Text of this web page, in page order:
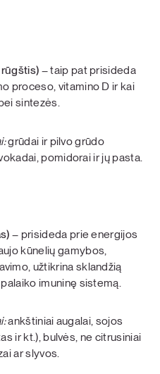
– taip pat prisideda
proceso, vitamino D ir kai
sintezės.
grūdai ir pilvo grūdo
pomidorai ir jų pasta.
– prisideda prie energijos
kūnelių gamybos,
užtikrina sklandžią
imuninę sistemą.
ankštiniai augalai, sojos
ir kt.), bulvės, ne citrusiniai
ar slyvos.